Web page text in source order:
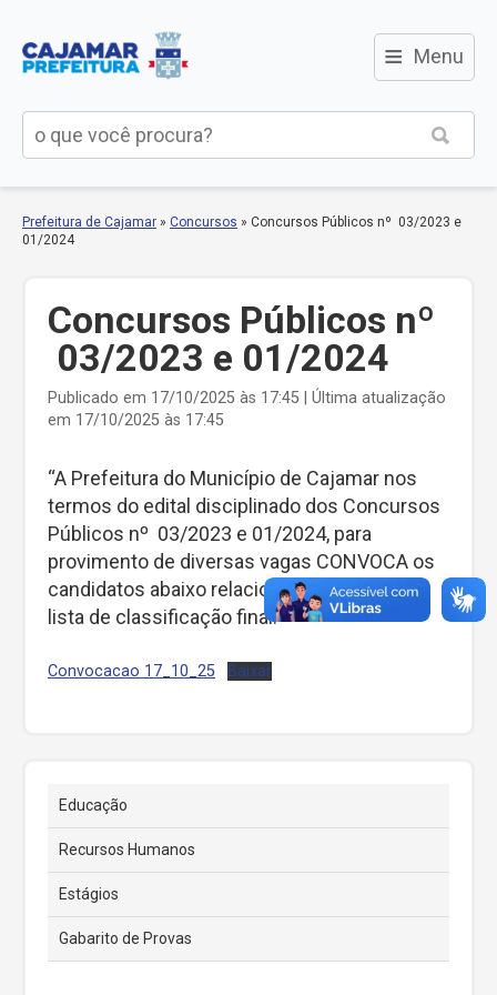
≡ Menu
Prefeitura de Cajamar » Concursos » Concursos Públicos nº 03/2023 e
01/2024
Concursos Públicos nº
03/2023 e 01/2024
Publicado em 17/10/2025 às 17:45 | Última atualização
em 17/10/2025 às 17:45
“A Prefeitura do Município de Cajamar nos
termos do edital disciplinado dos Concursos
Públicos nº 03/2023 e 01/2024, para
provimento de diversas vagas CONVOCA os
candidatos abaixo relacionados, conforme
lista de classificação final.”
Convocacao 17_10_25 Baixar
Educação
Recursos Humanos
Estágios
Gabarito de Provas